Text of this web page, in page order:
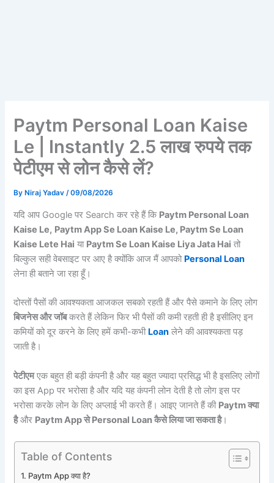
Paytm Personal Loan Kaise
Le | Instantly 2.5 लाख रुपये तक
पेटीएम से लोन कैसे लें?
By Niraj Yadav/09/08/2026
यदि आप Google पर Search कर रहे हैं कि Paytm Personal Loan
Kaise Le, Paytm App Se Loan Kaise Le, Paytm Se Loan
Kaise Lete Hai या Paytm Se Loan Kaise Liya Jata Hai तो
बिल्कुल सही वेबसाइट पर आए है क्योंकि आज मैं आपको Personal Loan
लेना ही बताने जा रहा हूँ।
दोस्तों पैसों की आवश्यकता आजकल सबको रहती हैं और पैसे कमाने के लिए लोग
बिजनेस और जॉबकरते हैं लेकिन फिर भी पैसों की कमी रहती ही है इसीलिए इन
कमियों को दूर करने के लिए हमें कभी-कभी Loan लेने की आवश्यकता पड़
जाती है।
पेटीएमएक बहुत ही बड़ी कंपनी है और यह बहुत ज्यादा प्रसिद्ध भी है इसलिए लोगों
का इस App पर भरोसा है और यदि यह कंपनी लोन देती है तो लोग इस पर
भरोसा करके लोन के लिए अप्लाई भी करते हैं। आइए जानते हैं की Paytm क्या
हैऔर Paytm App से Personal Loan कैसे लिया जा सकता है।
Table of Contents
Paytm App क्या है?